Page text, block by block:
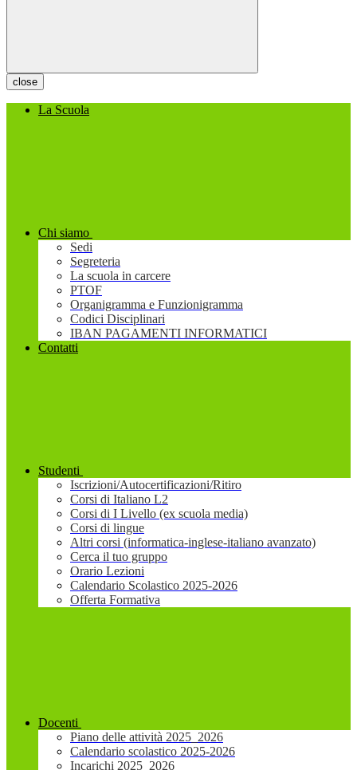
close
La Scuola
Chi siamo
Sedi
Segreteria
La scuola in carcere
PTOF
Organigramma e Funzionigramma
Codici Disciplinari
IBAN PAGAMENTI INFORMATICI
Contatti
Studenti
Iscrizioni/Autocertificazioni/Ritiro
Corsi di Italiano L2
Corsi di I Livello (ex scuola media)
Corsi di lingue
Altri corsi (informatica-inglese-italiano avanzato)
Cerca il tuo gruppo
Orario Lezioni
Calendario Scolastico 2025-2026
Offerta Formativa
Docenti
Piano delle attività 2025_2026
Calendario scolastico 2025-2026
Incarichi 2025_2026